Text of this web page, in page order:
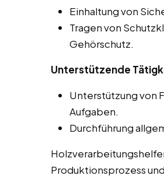
Einhaltung von
Tragen von
Gehörschutz.
Unterstützende
Unterstützung von
Aufgaben.
Durchführung
Produktionsprozess